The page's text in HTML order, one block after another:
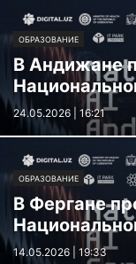
ОБРАЗОВАНИЕ
В Андижане
24.05.2026 | 16:21
ОБРАЗОВАНИЕ
В Фергане
14.05.2026 | 19:33